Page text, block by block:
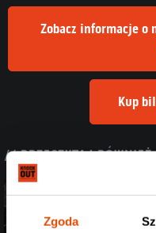
Zgoda
Zobacz informacje o
Kup
// PRZECZYTAJ RÓWNIEŻ